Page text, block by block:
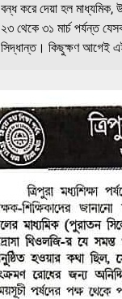
বন্ধ করে দেয়া হল মাধ্যমিক,
২৩ থেকে ৩১ মার্চ পর্যন্ত
সিদ্ধান্ত। কিছুক্ষণ আগেই